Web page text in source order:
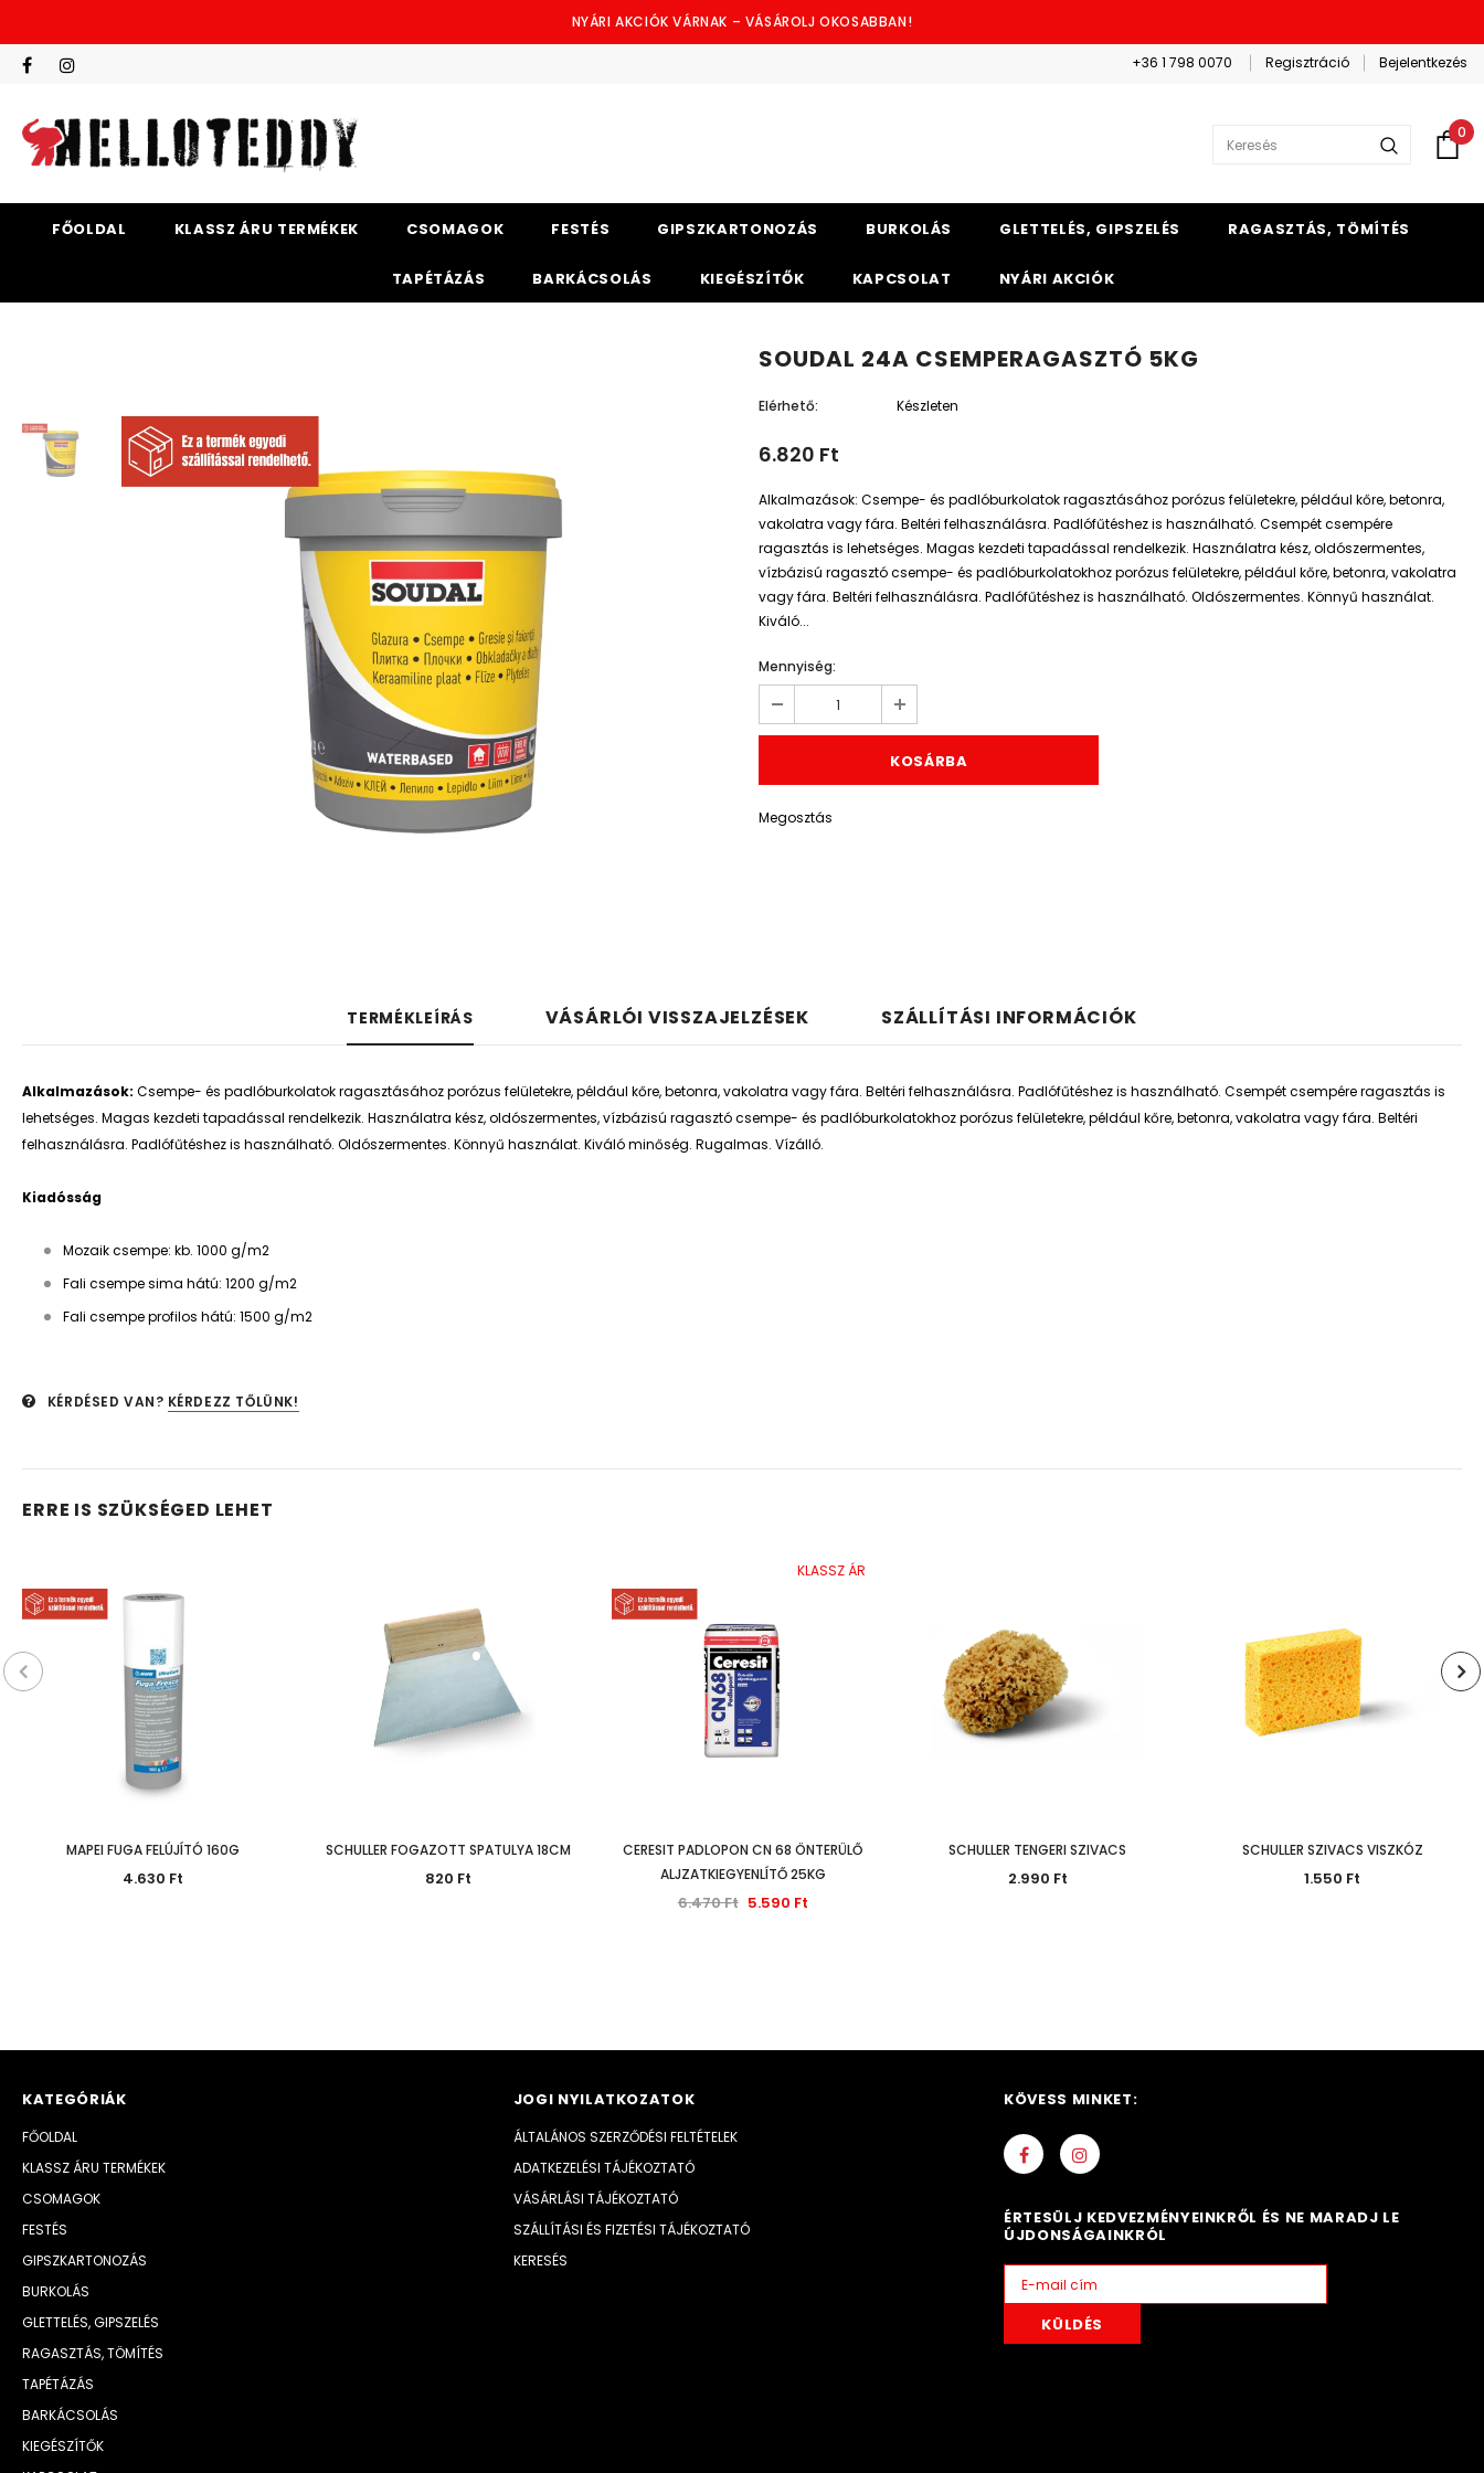
NYÁRI AKCIÓK VÁRNAK – VÁSÁROLJ OKOSABBAN!
+36 1 798 0070 Regisztráció Bejelentkezés
0
FŐOLDAL KLASSZ ÁRU TERMÉKEK CSOMAGOK FESTÉS GIPSZKARTONOZÁS BURKOLÁS GLETTELÉS, GIPSZELÉS RAGASZTÁS, TÖMÍTÉS
TAPÉTÁZÁS BARKÁCSOLÁS KIEGÉSZÍTŐK KAPCSOLAT NYÁRI AKCIÓK
SOUDAL 24A CSEMPERAGASZTÓ 5KG
Elérhető: Készleten
6.820 Ft
Alkalmazások: Csempe- és padlóburkolatok ragasztásához porózus felületekre, például kőre, betonra,
vakolatra vagy fára. Beltéri felhasználásra. Padlófűtéshez is használható. Csempét csempére
ragasztás is lehetséges. Magas kezdeti tapadással rendelkezik. Használatra kész, oldószermentes,
vízbázisú ragasztó csempe- és padlóburkolatokhoz porózus felületekre, például kőre, betonra, vakolatra
vagy fára. Beltéri felhasználásra. Padlófűtéshez is használható. Oldószermentes. Könnyű használat.
Kiváló...
Mennyiség:
Megosztás
TERMÉKLEÍRÁS VÁSÁRLÓI VISSZAJELZÉSEK SZÁLLÍTÁSI INFORMÁCIÓK
Alkalmazások:Csempe- és padlóburkolatok ragasztásához porózus felületekre, például kőre, betonra, vakolatra vagy fára. Beltéri felhasználásra. Padlófűtéshez is használható. Csempét csempére ragasztás is
lehetséges. Magas kezdeti tapadással rendelkezik. Használatra kész, oldószermentes, vízbázisú ragasztó csempe- és padlóburkolatokhoz porózus felületekre, például kőre, betonra, vakolatra vagy fára. Beltéri
felhasználásra. Padlófűtéshez is használható. Oldószermentes. Könnyű használat. Kiváló minőség. Rugalmas. Vízálló.
Kiadósság
Mozaik csempe: kb. 1000 g/m2
Fali csempe sima hátú: 1200 g/m2
Fali csempe profilos hátú: 1500 g/m2
KÉRDÉSED VAN? KÉRDEZZ TŐLÜNK!
ERRE IS SZÜKSÉGED LEHET
MAPEI FUGA FELÚJÍTÓ 160G
4.630 Ft
SCHULLER FOGAZOTT SPATULYA 18CM
820 Ft
KLASSZ ÁR
CERESIT PADLOPON CN 68 ÖNTERÜLŐ
ALJZATKIEGYENLÍTŐ 25KG
6.470 Ft 5.590 Ft
SCHULLER TENGERI SZIVACS
2.990 Ft
SCHULLER SZIVACS VISZKÓZ
1.550 Ft
KATEGÓRIÁK
FŐOLDAL
KLASSZ ÁRU TERMÉKEK
CSOMAGOK
FESTÉS
GIPSZKARTONOZÁS
BURKOLÁS
GLETTELÉS, GIPSZELÉS
RAGASZTÁS, TÖMÍTÉS
TAPÉTÁZÁS
BARKÁCSOLÁS
KIEGÉSZÍTŐK
JOGI NYILATKOZATOK
ÁLTALÁNOS SZERZŐDÉSI FELTÉTELEK
ADATKEZELÉSI TÁJÉKOZTATÓ
VÁSÁRLÁSI TÁJÉKOZTATÓ
SZÁLLÍTÁSI ÉS FIZETÉSI TÁJÉKOZTATÓ
KERESÉS
KÖVESS MINKET:
ÉRTESÜLJ KEDVEZMÉNYEINKRŐL ÉS NE MARADJ LE
ÚJDONSÁGAINKRÓL